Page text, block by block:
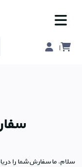
سلام، ما سفارش شما را